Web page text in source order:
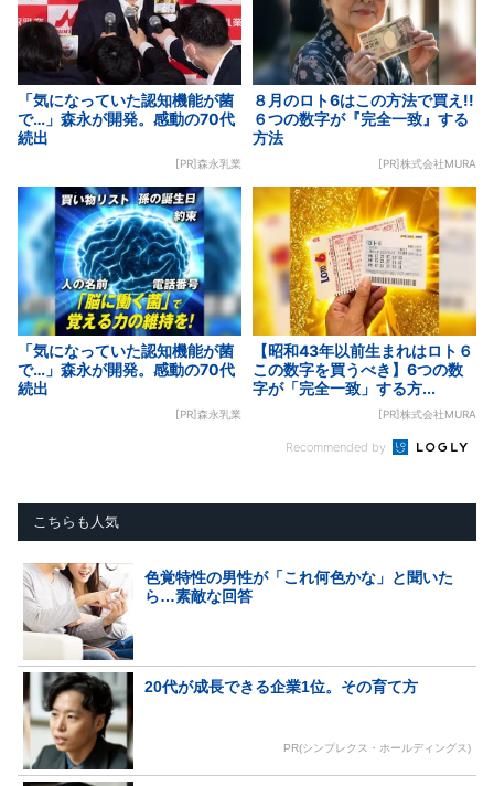
「気になっていた認知機能が菌
で…」森永が開発。感動の70代
続出
[PR]森永乳業
８月のロト6はこの方法で買え!!
６つの数字が『完全一致』する
方法
[PR]株式会社MURA
「気になっていた認知機能が菌
で…」森永が開発。感動の70代
続出
[PR]森永乳業
【昭和43年以前生まれはロト６
この数字を買うべき】6つの数
字が「完全一致」する方...
[PR]株式会社MURA
Recommended by
こちらも人気
色覚特性の男性が「これ何色かな」と聞いた
ら…素敵な回答
20代が成長できる企業1位。その育て方
PR(シンプレクス・ホールディングス)